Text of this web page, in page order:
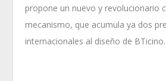
propone un nuevo y revolucionario
mecanismo, que acumula ya dos
internacionales al diseño de BTicino.